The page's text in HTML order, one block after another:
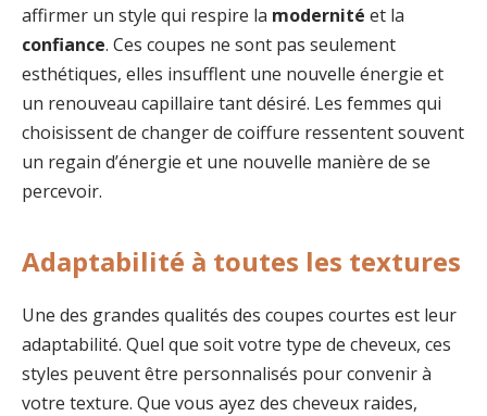
affirmer un style qui respire la modernité et la
confiance. Ces coupes ne sont pas seulement
esthétiques, elles insufflent une nouvelle énergie et
un renouveau capillaire tant désiré. Les femmes qui
choisissent de changer de coiffure ressentent souvent
un regain d’énergie et une nouvelle manière de se
percevoir.
Adaptabilité à toutes les textures
Une des grandes qualités des coupes courtes est leur
adaptabilité. Quel que soit votre type de cheveux, ces
styles peuvent être personnalisés pour convenir à
votre texture. Que vous ayez des cheveux raides,